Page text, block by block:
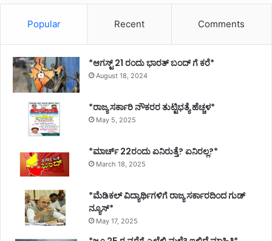
Popular Recent Comments
*ಆಗಸ್ಟ್ 21 ರಂದು ಭಾರತ್‌ ಬಂದ್‌ ಗೆ ಕರೆ*
August 18, 2024
*ರಾಜ್ಯ ಸರ್ಕಾರಿ ನೌಕರರ ತುಟ್ಟಿಭತ್ಯೆ ಹೆಚ್ಚಳ*
May 5, 2025
*ಮಾರ್ಚ್ 22ರಂದು ಏನಿರುತ್ತೆ? ಏನಿರಲ್ಲ?*
March 18, 2025
*ಮೆಡಿಕಲ್ ವಿದ್ಯಾರ್ಥಿಗಳಿಗೆ ರಾಜ್ಯ ಸರ್ಕಾರದಿಂದ ಗುಡ್
ನ್ಯೂಸ್*
May 17, 2025